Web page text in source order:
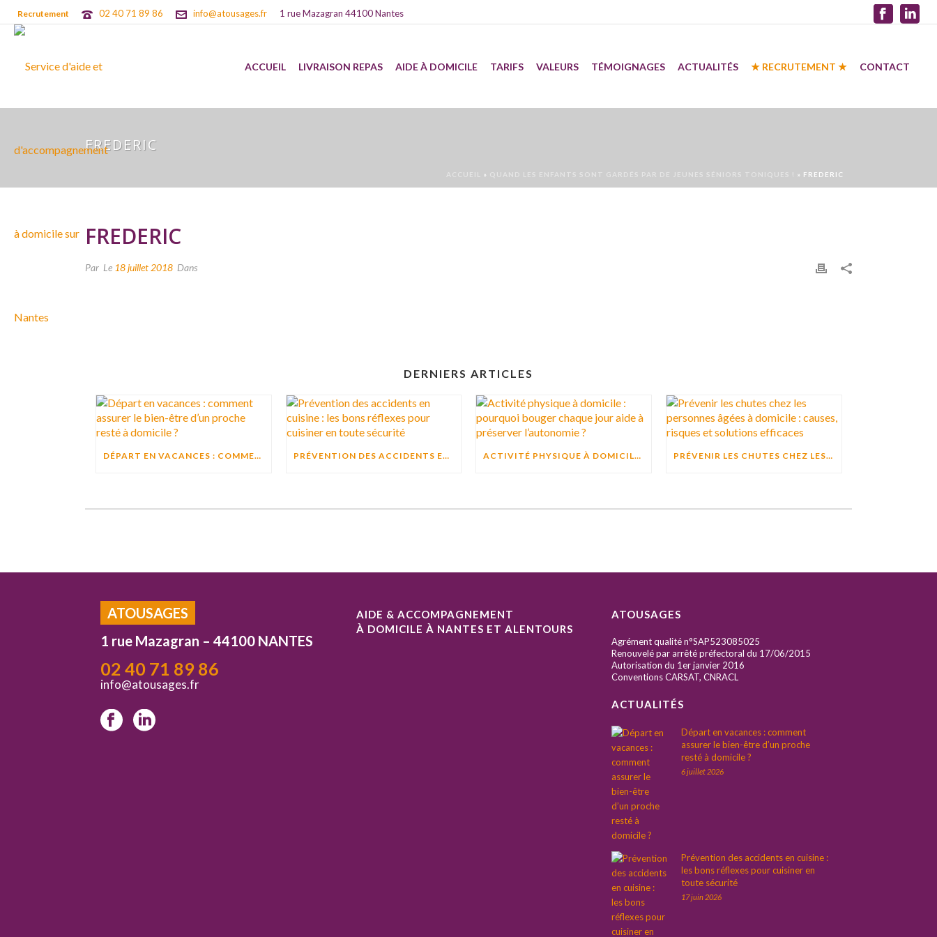
Recrutement 02 40 71 89 86 info@atousages.fr 1 rue Mazagran 44100 Nantes
ACCUEIL LIVRAISON REPAS AIDE À DOMICILE TARIFS VALEURS TÉMOIGNAGES ACTUALITÉS ★ RECRUTEMENT ★ CONTACT
FREDERIC
ACCUEIL » QUAND LES ENFANTS SONT GARDÉS PAR DE JEUNES SÉNIORS TONIQUES ! » FREDERIC
FREDERIC
Par Le 18 juillet 2018 Dans
DERNIERS ARTICLES
DÉPART EN VACANCES : COMMENT ASSURER LE BIEN-ÊTRE D’UN PROCHE RESTÉ À DOMICILE ? PRÉVENTION DES ACCIDENTS EN CUISINE : LES BONS RÉFLEXES POUR CUISINER EN TOUTE SÉCURITÉ ACTIVITÉ PHYSIQUE À DOMICILE : POURQUOI BOUGER CHAQUE JOUR AIDE À PRÉSERVER L’AUTONOMIE ? PRÉVENIR LES CHUTES CHEZ LES PERSONNES ÂGÉES À DOMICILE : CAUSES, RISQUES ET SOLUTIONS EFFICACES
ATOUSAGES
1 rue Mazagran – 44100 NANTES
02 40 71 89 86
info@atousages.fr
AIDE & ACCOMPAGNEMENT
À DOMICILE À NANTES ET ALENTOURS
ATOUSAGES
Agrément qualité n°SAP523085025
Renouvelé par arrêté préfectoral du 17/06/2015
Autorisation du 1er janvier 2016
Conventions CARSAT, CNRACL
ACTUALITÉS
Départ en vacances : comment
assurer le bien-être d’un proche
resté à domicile ?
6 juillet 2026
Prévention des accidents en cuisine :
les bons réflexes pour cuisiner en
toute sécurité
17 juin 2026